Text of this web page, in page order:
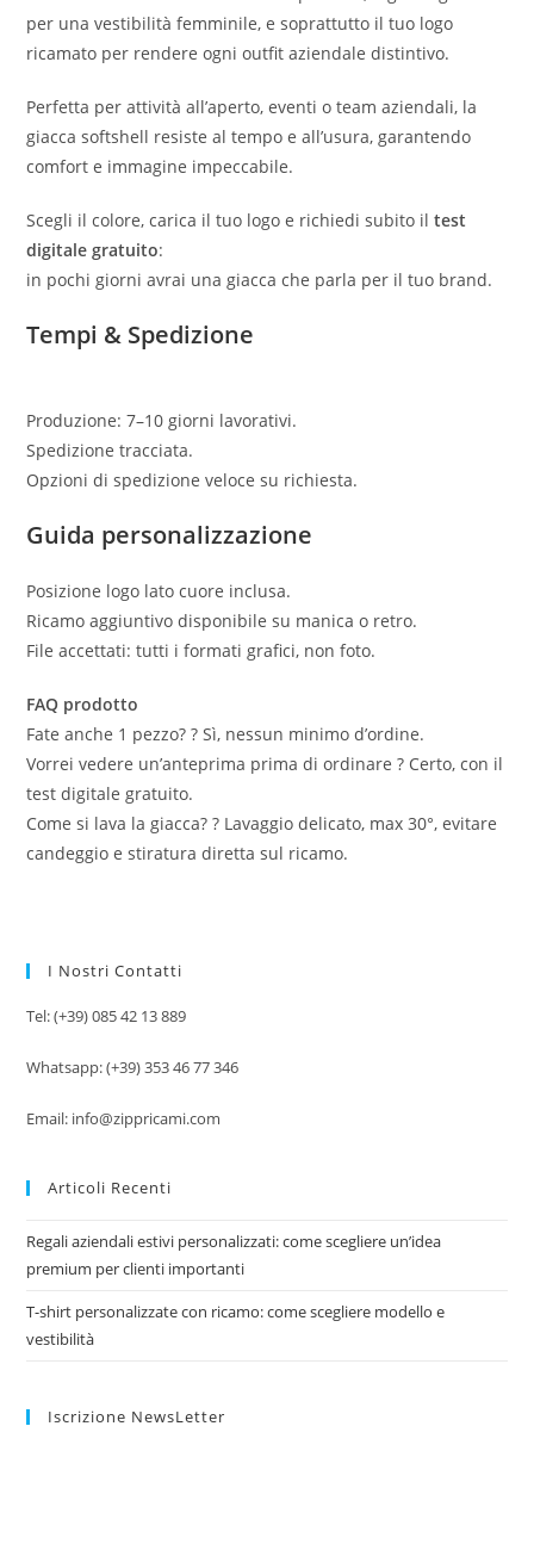
per una vestibilità femminile, e soprattutto il tuo logo
ricamato per rendere ogni outfit aziendale distintivo.
Perfetta per attività all’aperto, eventi o team aziendali, la
giacca softshell resiste al tempo e all’usura, garantendo
comfort e immagine impeccabile.
Scegli il colore, carica il tuo logo e richiedi subito iltest
digitale gratuito:
in pochi giorni avrai una giacca che parla per il tuo brand.
Tempi & Spedizione
Produzione: 7–10 giorni lavorativi.
Spedizione tracciata.
Opzioni di spedizione veloce su richiesta.
Guida personalizzazione
Posizione logo lato cuore inclusa.
Ricamo aggiuntivo disponibile su manica o retro.
File accettati: tutti i formati grafici, non foto.
FAQ prodotto
Fate anche 1 pezzo? ? Sì, nessun minimo d’ordine.
Vorrei vedere un’anteprima prima di ordinare ? Certo, con il
test digitale gratuito.
Come si lava la giacca? ? Lavaggio delicato, max 30°, evitare
candeggio e stiratura diretta sul ricamo.
I Nostri Contatti
Tel: (+39) 085 42 13 889
Whatsapp: (+39) 353 46 77 346
Email: info@zippricami.com
Articoli Recenti
Regali aziendali estivi personalizzati: come scegliere un’idea
premium per clienti importanti
T-shirt personalizzate con ricamo: come scegliere modello e
vestibilità
Iscrizione NewsLetter